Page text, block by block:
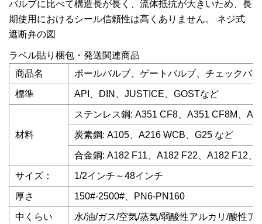
バルブに比べて構造長が長く、流体抵抗が大きいため、長
期使用におけるシール信頼性は高くありません。 ネジ式
遮断弁の図
ラベル貼り梱包・発送関連商品
商品名
ボールバルブ、ゲートバルブ、チェックバ
標準 API、DIN、JUSTICE、GOSTなど
材料
ステンレス鋼: A351 CF8、A351 CF8M、
炭素鋼: A105、A216 WCB、G25 など
合金鋼: A182 F11、A182 F22、A182 F12、
サイズ： 1/2インチ～48インチ
厚さ 150#-2500#、PN6-PN160
中くらい 水/油/ガス/空気/蒸気/弱酸性アルカリ/酸性ア